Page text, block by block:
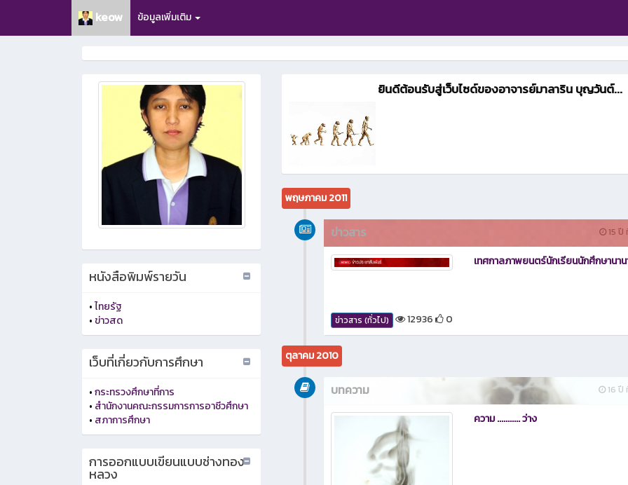
keow ข้อมูลเพิ่มเติม
หนังสือพิมพ์รายวัน
•ไทยรัฐ
• ข่าวสด
เว็บที่เกี่ยวกับการศึกษา
•กระทรวงศึกษาที่การ
• สำนักงานคณะกรรมการการอาชีวศึกษา
• สภาการศึกษา
การออกแบบเขียนแบบช่างทอง
หลวง
ยินดีต้อนรับสู่เว็บไซด์ของอาจารย์มาลาริน บุญวันต์...
พฤษภาคม 2011
15 ปี
ข่าวสาร
เทศกาลภาพยนตร์นักเรียนนักศึกษานา
ข่าวสาร (ทั่วไป) 12936 0
ตุลาคม 2010
16 ปี
บทความ
ความ ........... ว่าง